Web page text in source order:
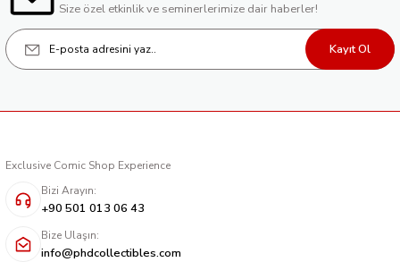
Size özel etkinlik ve seminerlerimize dair haberler!
Kayıt Ol
Exclusive Comic Shop Experience
Bizi Arayın:
+90 501 013 06 43
Bize Ulaşın:
info@phdcollectibles.com